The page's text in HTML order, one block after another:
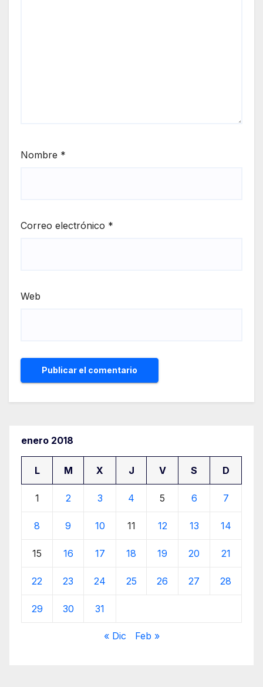
Nombre *
Correo electrónico *
Web
enero 2018
L M X J V S D
1 2 3 4 5 6 7
8 9 10 11 12 13 14
15 16 17 18 19 20 21
22 23 24 25 26 27 28
29 30 31
« Dic Feb »